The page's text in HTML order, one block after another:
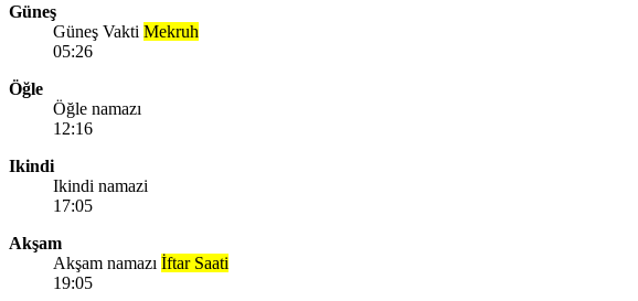
Güneş
Güneş Vakti Mekruh
05:26
Öğle
Öğle namazı
12:16
Ikindi
Ikindi namazi
17:05
Akşam
Akşam namazı İftar Saati
19:05